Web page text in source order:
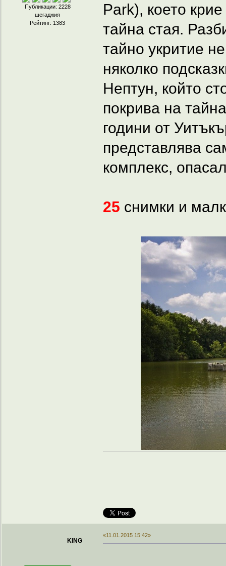
Публикации: 2228
шегаджия
Рейтинг: 1383
Park), което
тайна стая.
тайно укритие
няколко
Нептун, който
покрива на
години от
представлява
комплекс,
25 снимки и
KING
«11.01.2015 15:42»